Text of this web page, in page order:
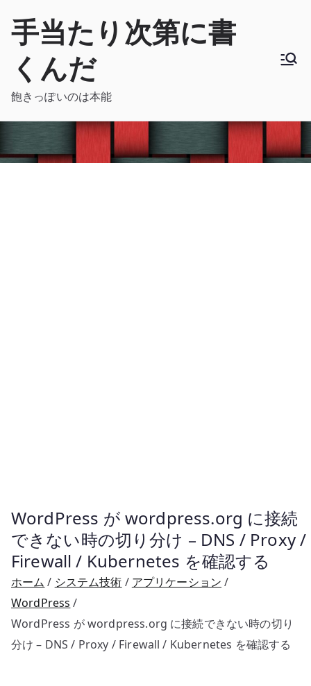
手当たり次第に書
くんだ
飽きっぽいのは本能
WordPress が wordpress.org に接続
できない時の切り分け – DNS / Proxy /
Firewall / Kubernetes を確認する
ホーム システム技術
アプリケーション
WordPress
WordPress が wordpress.org に接続できない時の切り
分け – DNS / Proxy / Firewall / Kubernetes を確認する